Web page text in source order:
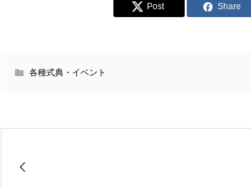
Post Share
各種式典・イベント